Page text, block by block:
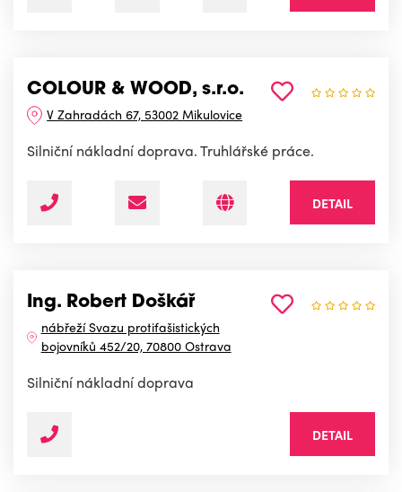
COLOUR & WOOD, s.r.o.
V Zahradách 67, 53002 Mikulovice
Silniční nákladní doprava. Truhlářské práce.
DETAIL
Ing. Robert Doškář
nábřeží Svazu protifašistických
bojovníků 452/20, 70800 Ostrava
Silniční nákladní doprava
DETAIL